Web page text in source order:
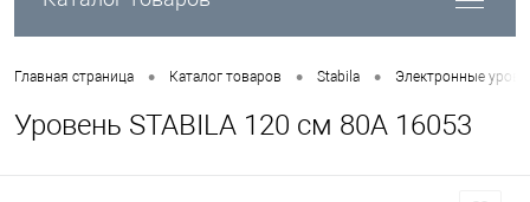
Главная страница • Каталог товаров • Stabila • Электронные
Уровень STABILA 120 cм 80А 16053